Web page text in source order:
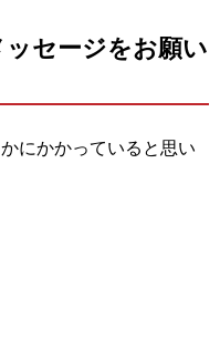
セージをお願い
にかかっていると思い